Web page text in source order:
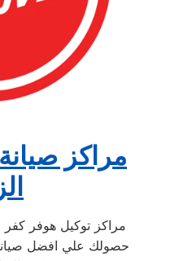
مراكز
حصولك علي افضل